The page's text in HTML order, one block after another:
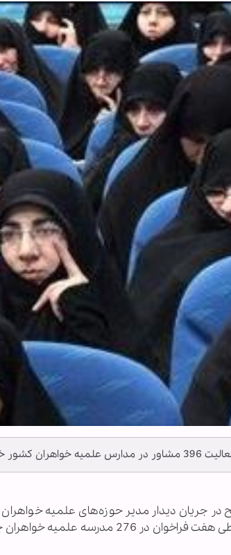
خبر داد.
در جریان دیدار مدیر حوزه‌های علمیه
تربیتی این مرکز اظهار داشت: تا کنون 396 مشاور طی
«ایران
جان‌فدا»
صفر